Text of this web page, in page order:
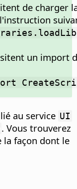
de charger
un import
au service UI
. Vous trouverez
la façon dont le